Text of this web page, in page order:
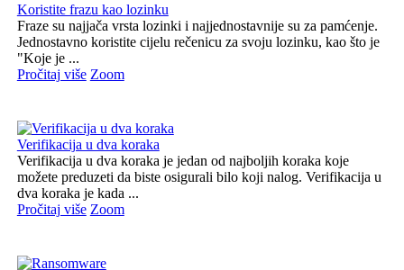
Koristite frazu kao lozinku
Fraze su najjača vrsta lozinki i najjednostavnije su za pamćenje.
Jednostavno koristite cijelu rečenicu za svoju lozinku, kao što je
"Koje je ...
Pročitaj više Zoom
Verifikacija u dva koraka
Verifikacija u dva koraka je jedan od najboljih koraka koje
možete preduzeti da biste osigurali bilo koji nalog. Verifikacija u
dva koraka je kada ...
Pročitaj više Zoom